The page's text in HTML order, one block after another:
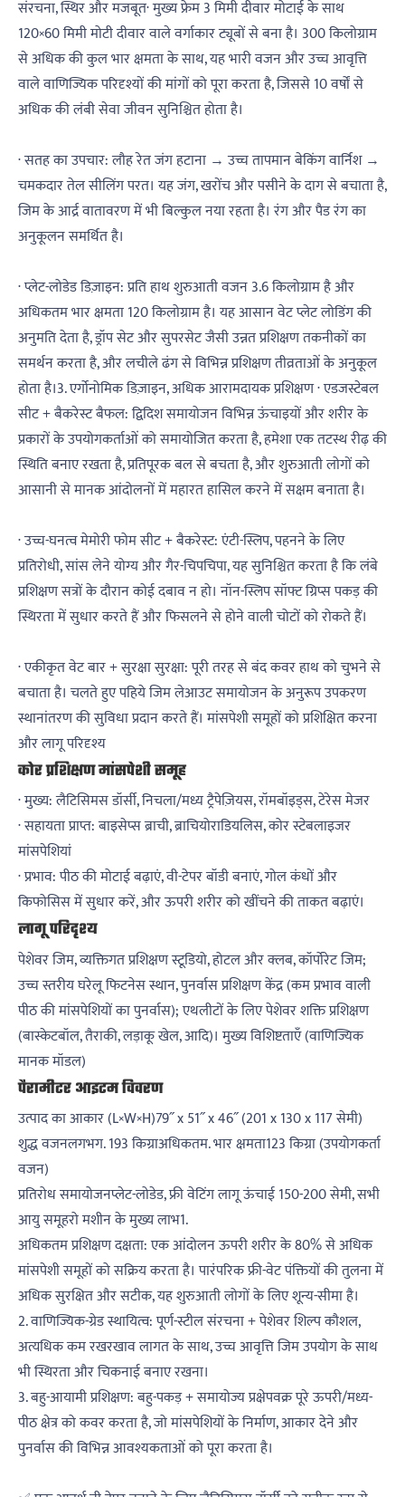
संरचना, स्थिर और मजबूत· मुख्य फ्रेम 3 मिमी दीवार मोटाई के साथ
120×60 मिमी मोटी दीवार वाले वर्गाकार ट्यूबों से बना है। 300 किलोग्राम
से अधिक की कुल भार क्षमता के साथ, यह भारी वजन और उच्च आवृत्ति
वाले वाणिज्यिक परिदृश्यों की मांगों को पूरा करता है, जिससे 10 वर्षों से
अधिक की लंबी सेवा जीवन सुनिश्चित होता है।
· सतह का उपचार: लौह रेत जंग हटाना → उच्च तापमान बेकिंग वार्निश →
चमकदार तेल सीलिंग परत। यह जंग, खरोंच और पसीने के दाग से बचाता है,
जिम के आर्द्र वातावरण में भी बिल्कुल नया रहता है। रंग और पैड रंग का
अनुकूलन समर्थित है।
· प्लेट-लोडेड डिज़ाइन: प्रति हाथ शुरुआती वजन 3.6 किलोग्राम है और
अधिकतम भार क्षमता 120 किलोग्राम है। यह आसान वेट प्लेट लोडिंग की
अनुमति देता है, ड्रॉप सेट और सुपरसेट जैसी उन्नत प्रशिक्षण तकनीकों का
समर्थन करता है, और लचीले ढंग से विभिन्न प्रशिक्षण तीव्रताओं के अनुकूल
होता है।3. एर्गोनोमिक डिज़ाइन, अधिक आरामदायक प्रशिक्षण · एडजस्टेबल
सीट + बैकरेस्ट बैफल: द्विदिश समायोजन विभिन्न ऊंचाइयों और शरीर के
प्रकारों के उपयोगकर्ताओं को समायोजित करता है, हमेशा एक तटस्थ रीढ़ की
स्थिति बनाए रखता है, प्रतिपूरक बल से बचता है, और शुरुआती लोगों को
आसानी से मानक आंदोलनों में महारत हासिल करने में सक्षम बनाता है।
· उच्च-घनत्व मेमोरी फोम सीट + बैकरेस्ट: एंटी-स्लिप, पहनने के लिए
प्रतिरोधी, सांस लेने योग्य और गैर-चिपचिपा, यह सुनिश्चित करता है कि लंबे
प्रशिक्षण सत्रों के दौरान कोई दबाव न हो। नॉन-स्लिप सॉफ्ट ग्रिप्स पकड़ की
स्थिरता में सुधार करते हैं और फिसलने से होने वाली चोटों को रोकते हैं।
· एकीकृत वेट बार + सुरक्षा सुरक्षा: पूरी तरह से बंद कवर हाथ को चुभने से
बचाता है। चलते हुए पहिये जिम लेआउट समायोजन के अनुरूप उपकरण
स्थानांतरण की सुविधा प्रदान करते हैं। मांसपेशी समूहों को प्रशिक्षित करना
और लागू परिदृश्य
कोर प्रशिक्षण मांसपेशी समूह
· मुख्य: लैटिसिमस डॉर्सी, निचला/मध्य ट्रैपेज़ियस, रॉमबॉइड्स, टेरेस मेजर
· सहायता प्राप्त: बाइसेप्स ब्राची, ब्राचियोराडियलिस, कोर स्टेबलाइजर
मांसपेशियां
· प्रभाव: पीठ की मोटाई बढ़ाएं, वी-टेपर बॉडी बनाएं, गोल कंधों और
किफोसिस में सुधार करें, और ऊपरी शरीर को खींचने की ताकत बढ़ाएं।
लागू परिदृश्य
पेशेवर जिम, व्यक्तिगत प्रशिक्षण स्टूडियो, होटल और क्लब, कॉर्पोरेट जिम;
उच्च स्तरीय घरेलू फिटनेस स्थान, पुनर्वास प्रशिक्षण केंद्र (कम प्रभाव वाली
पीठ की मांसपेशियों का पुनर्वास); एथलीटों के लिए पेशेवर शक्ति प्रशिक्षण
(बास्केटबॉल, तैराकी, लड़ाकू खेल, आदि)। मुख्य विशिष्टताएँ (वाणिज्यिक
मानक मॉडल)
पैरामीटर आइटम विवरण
उत्पाद का आकार (L×W×H)79˝ x 51˝ x 46˝ (201 x 130 x 117 सेमी)
शुद्ध वजनलगभग. 193 किग्राअधिकतम. भार क्षमता123 किग्रा (उपयोगकर्ता
वजन)
प्रतिरोध समायोजनप्लेट-लोडेड, फ्री वेटिंग लागू ऊंचाई 150-200 सेमी, सभी
आयु समूहरो मशीन के मुख्य लाभ1.
अधिकतम प्रशिक्षण दक्षता: एक आंदोलन ऊपरी शरीर के 80% से अधिक
मांसपेशी समूहों को सक्रिय करता है। पारंपरिक फ्री-वेट पंक्तियों की तुलना में
अधिक सुरक्षित और सटीक, यह शुरुआती लोगों के लिए शून्य-सीमा है।
2. वाणिज्यिक-ग्रेड स्थायित्व: पूर्ण-स्टील संरचना + पेशेवर शिल्प कौशल,
अत्यधिक कम रखरखाव लागत के साथ, उच्च आवृत्ति जिम उपयोग के साथ
भी स्थिरता और चिकनाई बनाए रखना।
3. बहु-आयामी प्रशिक्षण: बहु-पकड़ + समायोज्य प्रक्षेपवक्र पूरे ऊपरी/मध्य-
पीठ क्षेत्र को कवर करता है, जो मांसपेशियों के निर्माण, आकार देने और
पुनर्वास की विभिन्न आवश्यकताओं को पूरा करता है।